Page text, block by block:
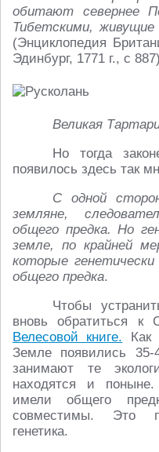
обитают севернее
Тибетскими,
(Энциклопедия
Эдинбург, 1771 г., с
Великая
Но тогда
появилось здесь так
С одной
земляне,
общего предка. Но
земле, по крайней
которые
общего предка.
Чтобы
вновь обратиться к
Велесовой книге. Как
Земле появились
занимают те
находятся и
имели общего
совместимы. Это
генетика.